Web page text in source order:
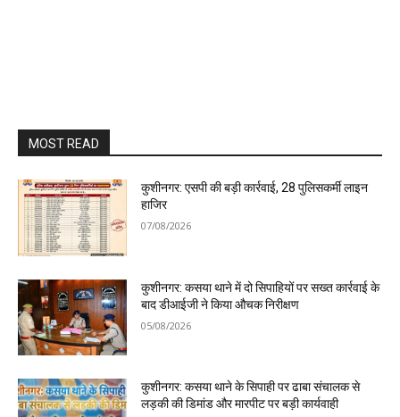
MOST READ
कुशीनगर: एसपी की बड़ी कार्रवाई, 28 पुलिसकर्मी लाइन
हाजिर
07/08/2026
कुशीनगर: कसया थाने में दो सिपाहियों पर सख्त कार्रवाई के
बाद डीआईजी ने किया औचक निरीक्षण
05/08/2026
कुशीनगर: कसया थाने के सिपाही पर ढाबा संचालक से
लड़की की डिमांड और मारपीट पर बड़ी कार्यवाही